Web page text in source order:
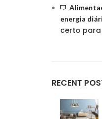
energia
certo
RECENT